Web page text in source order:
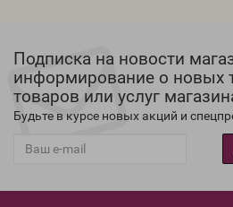
Подписка на новости
информирование о новых
товаров или услуг
Будьте в курсе новых акций и